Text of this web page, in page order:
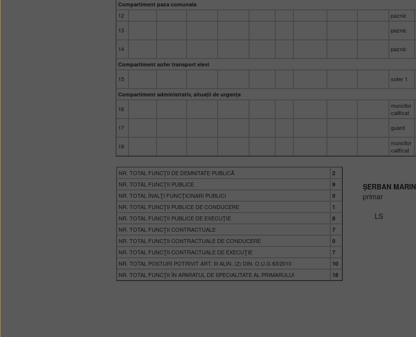
Compartiment paza comunala
12 paznic
13
paznic
14 paznic
Compartiment sofer transport elevi
15 sofer 1
Compartiment administrativ, situații de urgența
16
muncitor
calificat
17 guard
18
muncitor
calificat
NR. TOTAL FUNCŢII DE DEMNITATE PUBLICĂ 2
NR. TOTAL FUNCŢII PUBLICE 9
NR. TOTAL ÎNALŢI FUNCŢIONARI PUBLICI 0
NR. TOTAL FUNCŢII PUBLICE DE CONDUCERE 1
NR. TOTAL FUNCŢII PUBLICE DE EXECUŢIE 8
NR. TOTAL FUNCŢII CONTRACTUALE 7
NR. TOTAL FUNCŢII CONTRACTUALE DE CONDUCERE 0
NR. TOTAL FUNCŢII CONTRACTUALE DE EXECUŢIE 7
NR. TOTAL POSTURI POTRIVIT ART. III ALIN. (2) DIN. O.U.G 63/2010 10
NR. TOTAL FUNCŢII ÎN APARATUL DE SPECIALITATE AL PRIMARULUI 18
ȘERBAN MARIN
primar
LS